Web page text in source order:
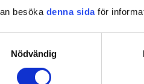
besöka denna sida för
Nödvändig